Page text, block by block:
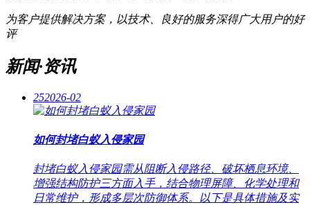
为客户提供解决方案，以技术、良好的服务深得广大用户的好
评
新闻·资讯
252026-02
如何封堵白蚁入侵家园
封堵白蚁入侵家园需从阻断入侵路径、破坏栖息环境、
增强结构防护三方面入手，结合物理屏障、化学处理和
日常维护，形成多层次防御体系。以下是具体措施及实